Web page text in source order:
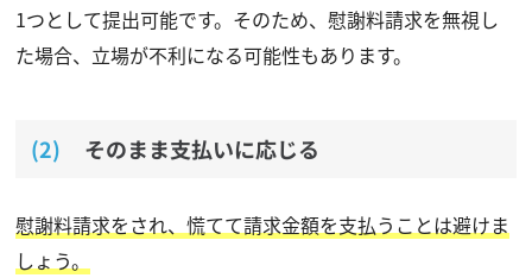
1つとして提出可能です。そのため、慰謝料請求を無視し
た場合、立場が不利になる可能性もあります。
そのまま支払いに応じる
慰謝料請求をされ、慌てて請求金額を支払うことは避けま
しょう。